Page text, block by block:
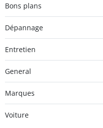
Bons plans
Dépannage
Entretien
General
Marques
Voiture